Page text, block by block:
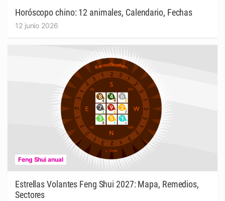
Horóscopo chino: 12 animales, Calendario, Fechas
12 junio 2026
Feng Shui anual
Estrellas Volantes Feng Shui 2027: Mapa, Remedios,
Sectores